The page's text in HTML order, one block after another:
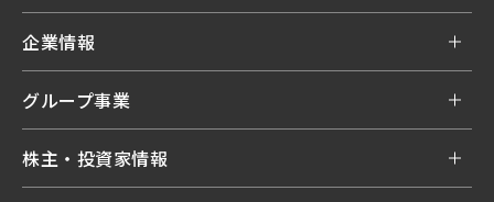
企業情報
グループ事業
株主・投資家情報